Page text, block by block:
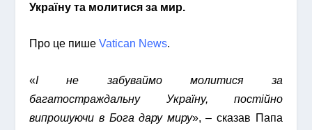
Україну та молитися за мир.
Про це пишеVatican News.
«І не забуваймо молитися за
багатостраждальну Україну, постійно
випрошуючи в Бога дару миру», – сказав Папа